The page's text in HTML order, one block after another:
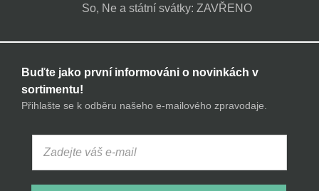
So, Ne a státní svátky: ZAVŘENO
Buďte jako první informováni o novinkách v
sortimentu!
Přihlašte se k odběru našeho e-mailového zpravodaje.